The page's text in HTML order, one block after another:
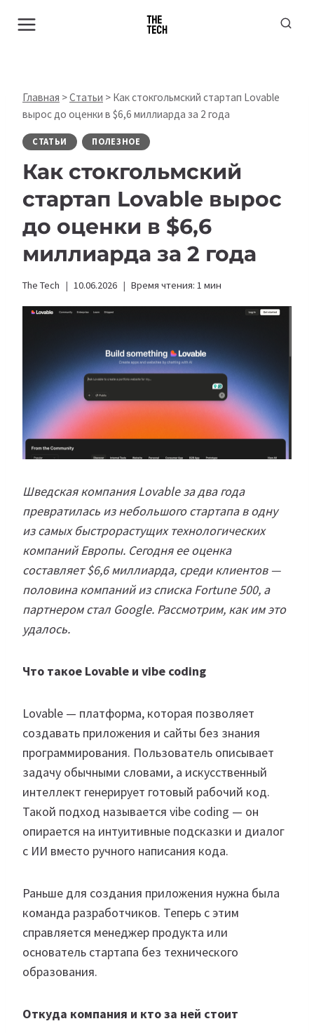
Главная >Статьи > Как стокгольмский стартап Lovable
вырос до оценки в $6,6 миллиарда за 2 года
СТАТЬИ ПОЛЕЗНОЕ
Как стокгольмский
стартап Lovable вырос
до оценки в $6,6
миллиарда за 2 года
The Tech 10.06.2026 Время чтения: 1 мин
Шведская компания Lovable за два года
превратилась из небольшого стартапа в одну
из самых быстрорастущих технологических
компаний Европы. Сегодня ее оценка
составляет $6,6 миллиарда, среди клиентов —
половина компаний из списка Fortune 500, а
партнером стал Google. Рассмотрим, как им это
удалось.
Что такое Lovable и vibe coding
Lovable — платформа, которая позволяет
создавать приложения и сайты без знания
программирования. Пользователь описывает
задачу обычными словами, а искусственный
интеллект генерирует готовый рабочий код.
Такой подход называется vibe coding — он
опирается на интуитивные подсказки и диалог
с ИИ вместо ручного написания кода.
Раньше для создания приложения нужна была
команда разработчиков. Теперь с этим
справляется менеджер продукта или
основатель стартапа без технического
образования.
Откуда компания и кто за ней стоит